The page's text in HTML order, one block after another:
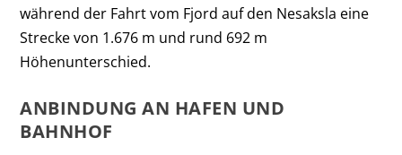
während der Fahrt vom Fjord auf den Nesaksla eine
Strecke von 1.676 m und rund 692 m
Höhenunterschied.
ANBINDUNG AN HAFEN UND
BAHNHOF